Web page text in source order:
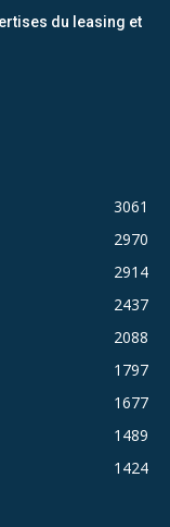
du leasing et
3061
2970
2914
2437
2088
1797
1677
1489
1424